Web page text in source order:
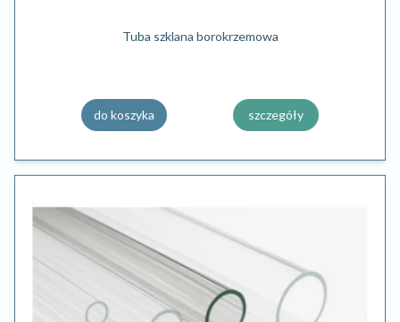
Tuba szklana borokrzemowa
do koszyka szczegóły